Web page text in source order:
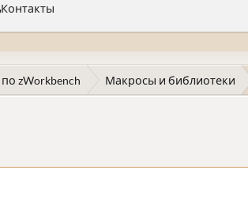
Контакты
zWorkbench Макросы и библиотеки